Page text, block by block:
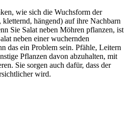
wie sich die Wuchsform der
hängend) auf ihre Nachbarn
Sie Salat neben Möhren pflanzen, ist
neben einer wuchernden
das ein Problem sein. Pfähle, Leitern
Pflanzen davon abzuhalten, mit
Sie sorgen auch dafür, dass der
wird.